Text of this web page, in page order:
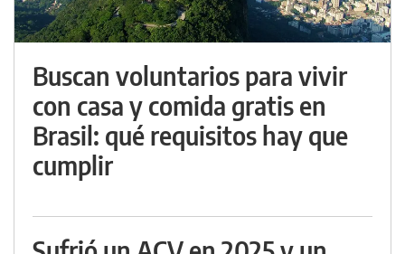
Buscan voluntarios para vivir
con casa y comida gratis en
Brasil: qué requisitos hay que
cumplir